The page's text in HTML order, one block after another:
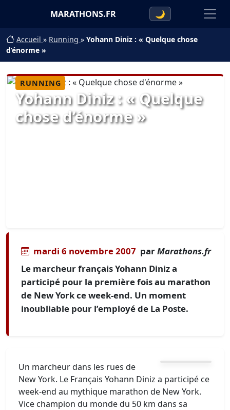
MARATHONS.FR 🌙
Accueil » Running » Yohann Diniz : « Quelque chose
d’énorme »
RUNNING
Yohann Diniz : « Quelque
chose d’énorme »
mardi 6 novembre 2007 parMarathons.fr
Le marcheur français Yohann Diniz a
participé pour la première fois au marathon
de New York ce week-end. Un moment
inoubliable pour l’employé de La Poste.
Un marcheur dans les rues de
New York. Le Français Yohann Diniz a participé ce
week-end au mythique marathon de New York.
Vice champion du monde du 50 km dans sa